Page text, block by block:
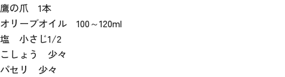
鷹の爪 1本
オリーブオイル 100～120ml
塩 小さじ1/2
こしょう 少々
パセリ 少々